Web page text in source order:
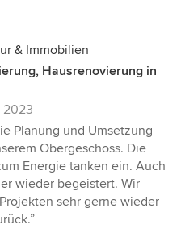
& Immobilien
Hausrenovierung in
2023
Planung und Umsetzung
Obergeschoss. Die
Energie tanken ein. Auch
wieder begeistert. Wir
sehr gerne wieder